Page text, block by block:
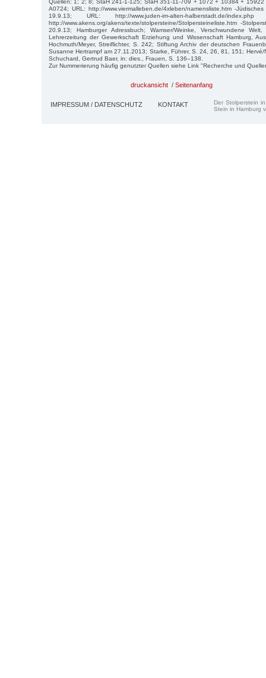
Quellen: 1; 2; 8; StaH 241-1-125; StaH 351-11-709 + 1072 + 10384 + 15922
A0724; URL: http://www.viermalleben.de/4xleben/namensliste.htm -
19.9.13; URL: http://www.juden-im-alten-halberstadt.de/
http://www.akens.org/akens/texte/stolpersteine/Stolpersteineliste.htm -
20.9.13; Hamburger Adressbuch; Wamser/Weinke, Verschwundene
Lehrerzeitung der Gewerkschaft Erziehung und Wissenschaft Hamburg,
Hochmuth/Meyer, Streiflichter, S. 242; Stiftung Archiv der deutschen
Susanne Hertrampf am 27.11.2013; Starke, Führer, S. 24, 26, 81, 151;
Schuchard, Gertrud Baer, in: dies., Frauen, S. 136–138.
Zur Nummerierung häufig genutzter Quellen siehe Link "Recherche und
druckansicht / Seitenanfang
IMPRESSUM / DATENSCHUTZ KONTAKT
Der Stolperstein
Stein in Hamburg